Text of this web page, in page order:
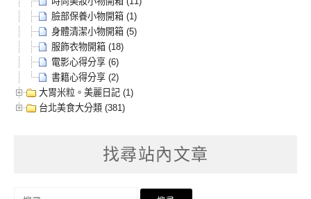
臉部保養小物開箱 (1)
身體清潔小物開箱 (5)
服飾衣物開箱 (18)
電影心得分享 (6)
書籍心得分享 (2)
大胃米粒。美麗日記 (1)
台北美食大分類 (381)
找尋站內文章